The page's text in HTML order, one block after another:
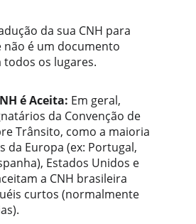
da sua CNH para
não é um documento
os lugares.
é Aceita: Em geral,
da Convenção de
Trânsito, como a maioria
da Europa (ex: Portugal,
Estados Unidos e
a CNH brasileira
curtos (normalmente